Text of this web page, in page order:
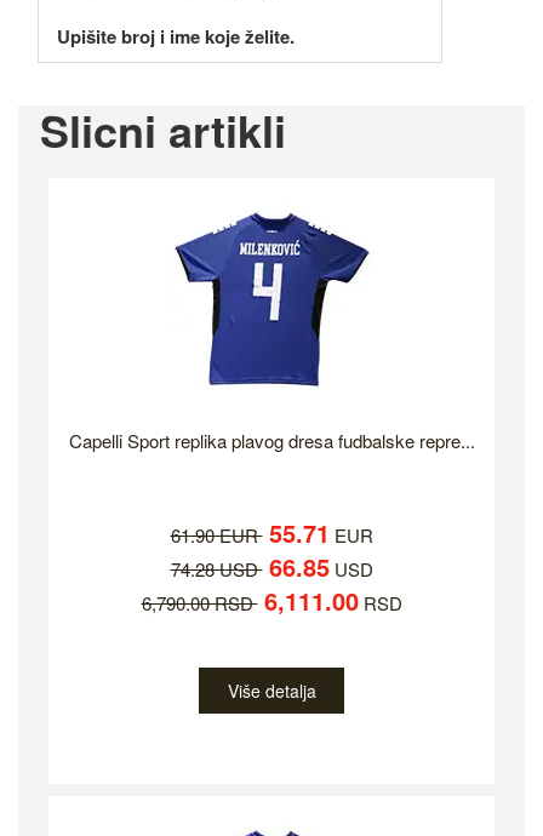
Upišite broj i ime koje želite.
Slicni artikli
Capelli Sport replika plavog dresa fudbalske repre...
61.90 EUR 55.71 EUR
74.28 USD 66.85USD
6,790.00 RSD 6,111.00RSD
Više detalja